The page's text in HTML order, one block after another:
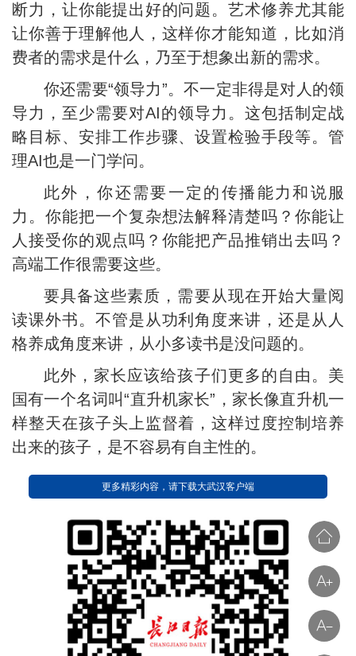
断力，让你能提出好的问题。艺术修养尤其能
让你善于理解他人，这样你才能知道，比如消
费者的需求是什么，乃至于想象出新的需求。
你还需要“领导力”。不一定非得是对人的领
导力，至少需要对AI的领导力。这包括制定战
略目标、安排工作步骤、设置检验手段等。管
理AI也是一门学问。
此外，你还需要一定的传播能力和说服
力。你能把一个复杂想法解释清楚吗？你能让
人接受你的观点吗？你能把产品推销出去吗？
高端工作很需要这些。
要具备这些素质，需要从现在开始大量阅
读课外书。不管是从功利角度来讲，还是从人
格养成角度来讲，从小多读书是没问题的。
此外，家长应该给孩子们更多的自由。美
国有一个名词叫“直升机家长”，家长像直升机一
样整天在孩子头上监督着，这样过度控制培养
出来的孩子，是不容易有自主性的。
更多精彩内容，请下载大武汉客户端